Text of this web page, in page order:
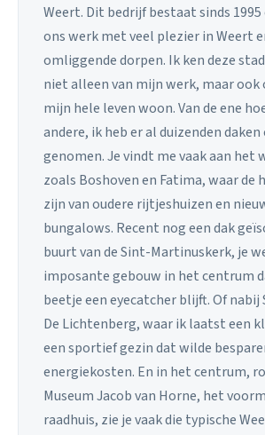
Weert. Dit bedrijf bestaat sinds 1995
ons werk met veel plezier in Weert
omliggende dorpen. Ik ken deze
niet alleen van mijn werk, maar
mijn hele leven woon. Van de ene
andere, ik heb er al duizenden
genomen. Je vindt me vaak aan het
zoals Boshoven en Fatima, waar de
zijn van oudere rijtjeshuizen en
bungalows. Recent nog een dak
buurt van de Sint-Martinuskerk, je
imposante gebouw in het centrum
beetje een eyecatcher blijft. Of
De Lichtenberg, waar ik laatst een
een sportief gezin dat wilde
energiekosten. En in het centrum,
Museum Jacob van Horne, het
raadhuis, zie je vaak die typische